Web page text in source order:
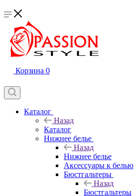
Корзина 0
Каталог
Назад
Каталог
Нижнее белье
Назад
Нижнее белье
Аксессуары к белью
Бюстгальтеры
Назад
Бюстгальтеры